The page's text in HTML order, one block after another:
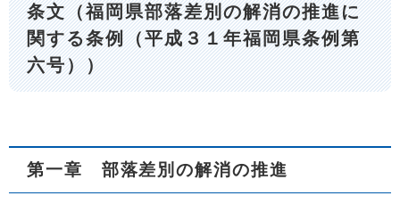
条文（福岡県部落差別の解消の推進に
関する条例（平成３１年福岡県条例第
六号））
第一章 部落差別の解消の推進